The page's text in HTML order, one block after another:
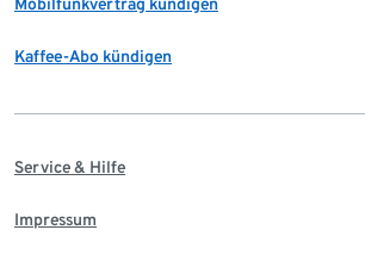
Mobilfunkvertrag kündigen
Kaffee-Abo kündigen
Service & Hilfe
Impressum